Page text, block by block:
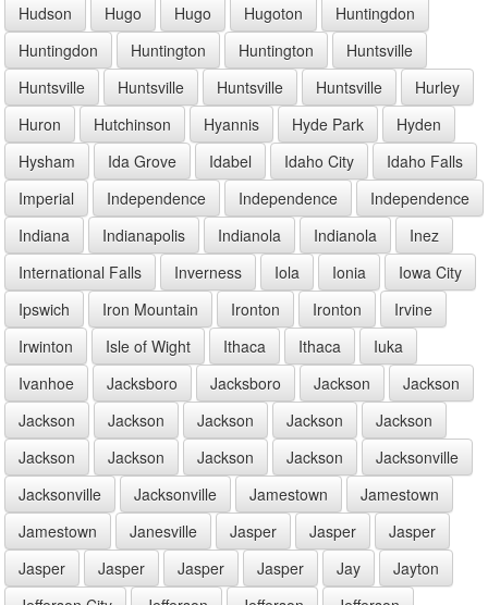
Hudson
Hugo Hugo Hugoton
Huntingdon
Huntingdon
Huntington Huntington
Huntsville
Huntsville
Huntsville Huntsville Huntsville
Hurley
Huron
Hutchinson Hyannis Hyde Park
Hyden
Hysham
Ida Grove Idabel Idaho City
Idaho Falls
Imperial
Independence Independence
Independence
Indiana
Indianapolis Indianola Indianola
Inez
International Falls
Inverness Iola Ionia
Iowa City
Ipswich
Iron Mountain Ironton Ironton
Irvine
Irwinton
Isle of Wight Ithaca Ithaca
Iuka
Ivanhoe
Jacksboro Jacksboro Jackson
Jackson
Jackson
Jackson Jackson Jackson
Jackson
Jackson
Jackson Jackson Jackson
Jacksonville
Jacksonville
Jacksonville Jamestown
Jamestown
Jamestown
Janesville Jasper Jasper
Jasper
Jasper
Jasper Jasper Jasper Jay
Jayton